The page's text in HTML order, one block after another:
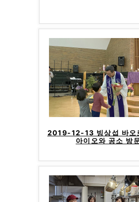
2019-12-13 빙상섭 바오
아이오와 공소 방